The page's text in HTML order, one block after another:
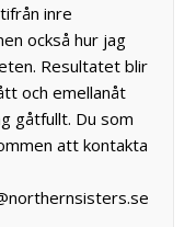
inre
också hur jag
Resultatet blir
och emellanåt
gåtfullt. Du som
att kontakta